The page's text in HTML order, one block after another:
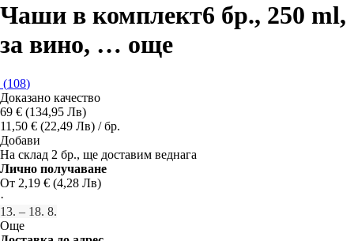
Чаши в комплект6 бр., 250 ml,
за вино, … още
(108)
Доказано качество
69 € (134,95 Лв)
11,50 € (22,49 Лв) / бр.
Добави
На склад 2 бр., ще доставим веднага
Лично получаване
От 2,19 € (4,28 Лв)
·
13. – 18. 8.
Още